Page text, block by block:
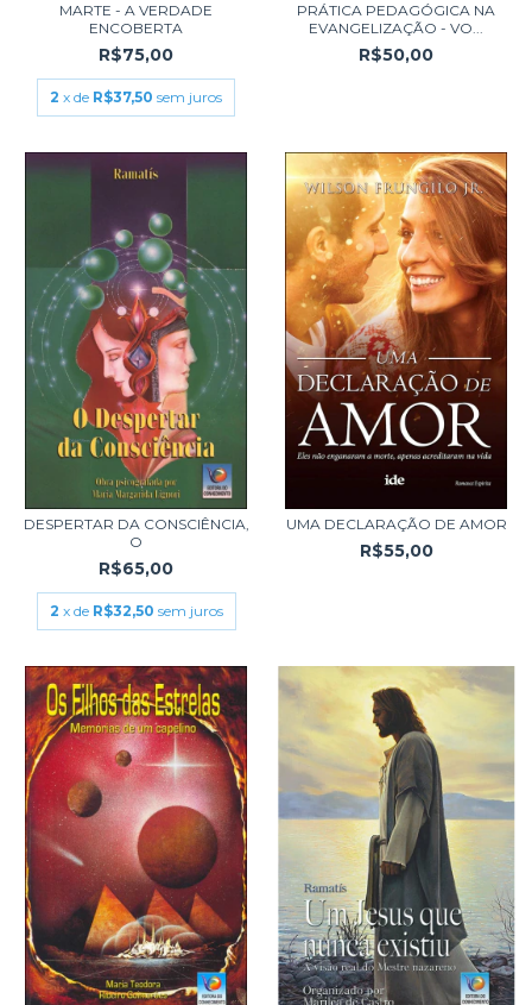
MARTE - A VERDADE
ENCOBERTA
R$75,00
2 x de R$37,50 sem juros
PRÁTICA PEDAGÓGICA NA
EVANGELIZAÇÃO - VO...
R$50,00
DESPERTAR DA CONSCIÊNCIA,
O
R$65,00
2 x de R$32,50 sem juros
UMA DECLARAÇÃO DE AMOR
R$55,00